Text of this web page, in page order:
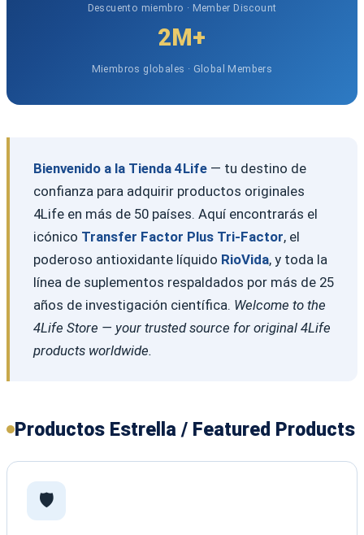
Descuento miembro · Member Discount
2M+
Miembros globales · Global Members
Bienvenido a la Tienda 4Life— tu destino de
confianza para adquirir productos originales
4Life en más de 50 países. Aquí encontrarás el
icónico Transfer Factor Plus Tri-Factor, el
poderoso antioxidante líquido RioVida, y toda la
línea de suplementos respaldados por más de 25
años de investigación científica. Welcome to the
4Life Store — your trusted source for original 4Life
products worldwide.
Productos Estrella / Featured Products
🛡️